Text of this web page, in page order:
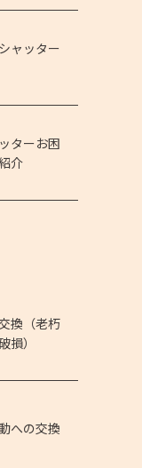
ャッター
ターお困
介
換（老朽
損）
への交換